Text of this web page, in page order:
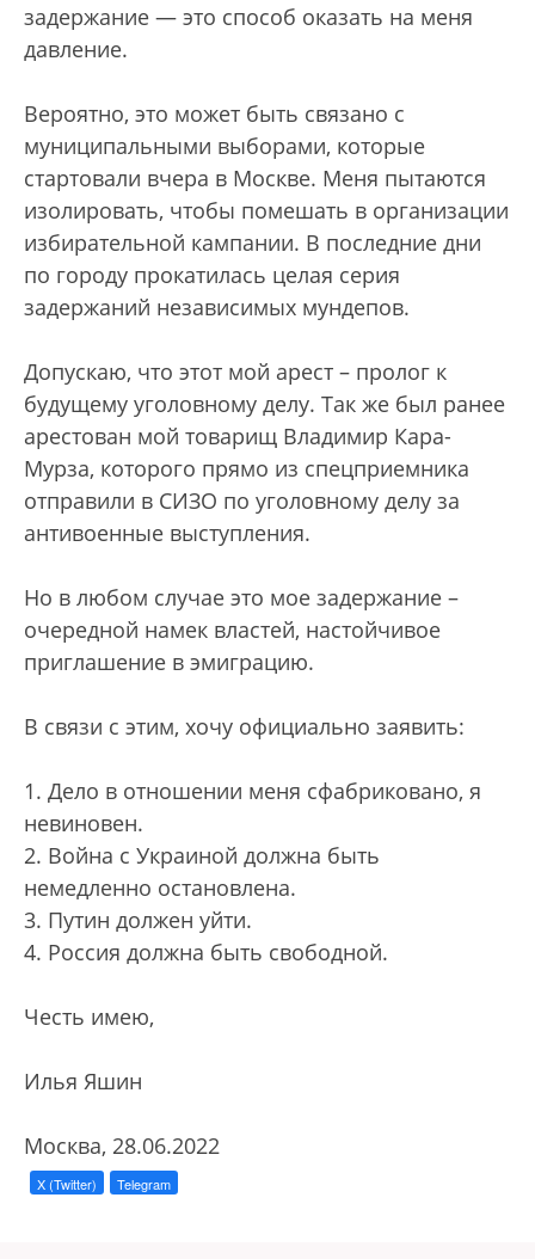
задержание — это способ оказать на меня
давление.
Вероятно, это может быть связано с
муниципальными выборами, которые
стартовали вчера в Москве. Меня пытаются
изолировать, чтобы помешать в организации
избирательной кампании. В последние дни
по городу прокатилась целая серия
задержаний независимых мундепов.
Допускаю, что этот мой арест – пролог к
будущему уголовному делу. Так же был ранее
арестован мой товарищ Владимир Кара-
Мурза, которого прямо из спецприемника
отправили в СИЗО по уголовному делу за
антивоенные выступления.
Но в любом случае это мое задержание –
очередной намек властей, настойчивое
приглашение в эмиграцию.
В связи с этим, хочу официально заявить:
1. Дело в отношении меня сфабриковано, я
невиновен.
2. Война с Украиной должна быть
немедленно остановлена.
3. Путин должен уйти.
4. Россия должна быть свободной.
Честь имею,
Илья Яшин
Москва, 28.06.2022
X (Twitter) Telegram